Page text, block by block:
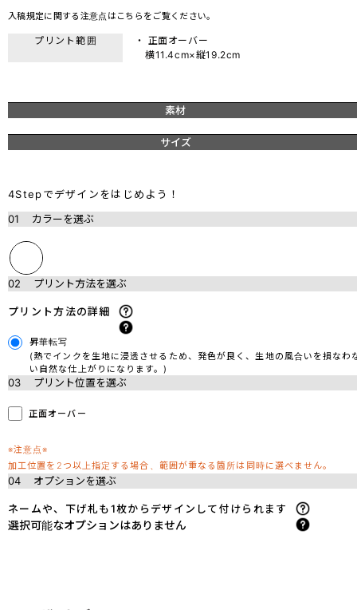
入稿規定に関する注意点は こちら をご覧ください。
プリント範囲
・ 正面オーバー
横11.4cm×縦19.2cm
素材
サイズ
4Stepでデザインをはじめよう！
01
カラーを選ぶ
02 プリント方法を選ぶ
プリント方法の詳細
昇華転写
(熱でインクを生地に浸透させるため、発色が良く、生地の風合いを損なわ
い自然な仕上がりになります。)
03 プリント位置を選ぶ
正面オーバー
※注意点※
加工位置を2つ以上指定する場合、範囲が重なる箇所は同時に選べません。
04 オプションを選ぶ
ネームや、下げ札も1枚からデザインして付けられます
選択可能なオプションはありません